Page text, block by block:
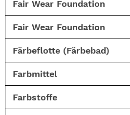
Fair Wear Foundation
Fair Wear Foundation
Färbeflotte (Färbebad)
Farbmittel
Farbstoffe